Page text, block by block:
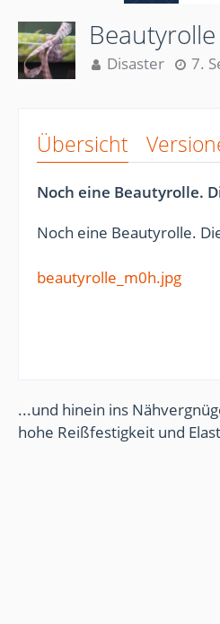
Disaster 7.
Übersicht
Noch eine Beautyrolle.
Noch eine Beautyrolle.
beautyrolle_m0h.jpg
...und hinein ins
hohe Reißfestigkeit und